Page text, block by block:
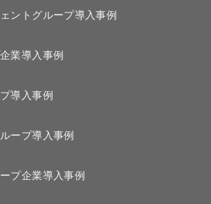
ントグループ導入事例
業導入事例
導入事例
ープ導入事例
プ企業導入事例